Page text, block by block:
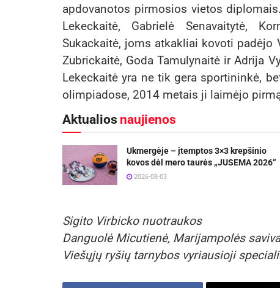
apdovanotos pirmosios vietos
Lekeckaitė, Gabrielė Senavaitytė,
Sukackaitė, joms atkakliai kovoti padėjo
Zubrickaitė, Goda Tamulynaitė ir Adrija
Lekeckaitė yra ne tik gera sportininkė,
olimpiadose, 2014 metais ji laimėjo
Aktualios naujienos
Ukmergėje – įtemptos 3×3 krepšinio
kovos dėl mero taurės „JUSEMA 2026“
2026-08-03
Sigito Virbicko nuotraukos
Danguolė Micutienė, Marijampolės
Viešųjų ryšių tarnybos vyriausioji